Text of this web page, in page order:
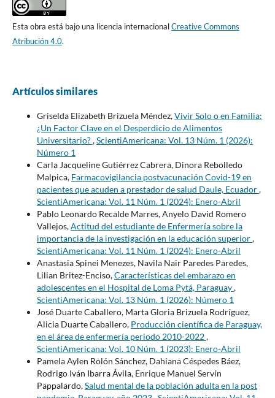
Esta obra está bajo una licencia internacionalCreative Commons
Atribución 4.0.
Artículos similares
Griselda Elizabeth Brizuela Méndez,Vivir Solo o en Familia:
¿Un Factor Clave en el Desperdicio de Alimentos
Universitario?,ScientiAmericana: Vol. 13 Núm. 1 (2026):
Número 1
Carla Jacqueline Gutiérrez Cabrera, Dinora Rebolledo
Malpica, Farmacovigilancia postvacunación Covid-19 en
pacientes que acuden a prestador de salud Daule, Ecuador,
ScientiAmericana: Vol. 11 Núm. 1 (2024): Enero-Abril
Pablo Leonardo Recalde Marres, Anyelo David Romero
Vallejos,Actitud del estudiante de Enfermería sobre la
importancia de la investigación en la educación superior,
ScientiAmericana: Vol. 11 Núm. 1 (2024): Enero-Abril
Anastasia Spinei Menezes, Navila Nair Paredes Paredes,
Lilian Britez-Enciso,Características del embarazo en
adolescentes en el Hospital de Loma Pytá, Paraguay,
ScientiAmericana: Vol. 13 Núm. 1 (2026): Número 1
José Duarte Caballero, Marta Gloria Brizuela Rodríguez,
Alicia Duarte Caballero, Producción científica de Paraguay,
en el área de enfermería periodo 2010-2022,
ScientiAmericana: Vol. 10 Núm. 1 (2023): Enero-Abril
Pamela Aylen Rolón Sánchez, Dahiana Céspedes Báez,
Rodrigo Iván Ibarra Ávila, Enrique Manuel Servín
Pappalardo,Salud mental de la población adulta en la post